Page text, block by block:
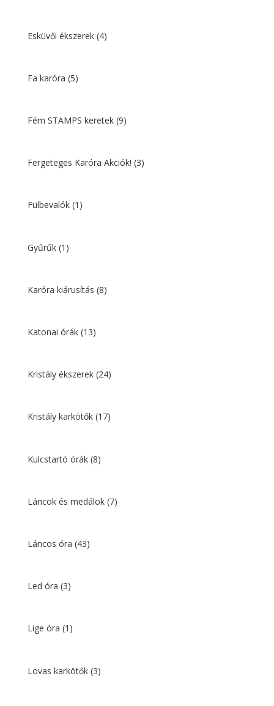
Esküvői ékszerek (4)
Fa karóra (5)
Fém STAMPS keretek (9)
Fergeteges Karóra Akciók! (3)
Fülbevalók (1)
Gyűrűk (1)
Karóra kiárusítás (8)
Katonai órák (13)
Kristály ékszerek (24)
Kristály karkötők (17)
Kulcstartó órák (8)
Láncok és medálok (7)
Láncos óra (43)
Led óra (3)
Lige óra (1)
Lovas karkötők (3)